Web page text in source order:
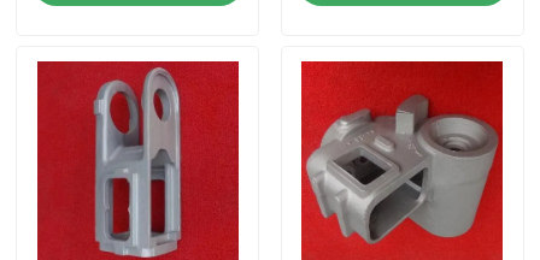
Haberler
Bir teklif isteği
Metal Döküm Parçalar